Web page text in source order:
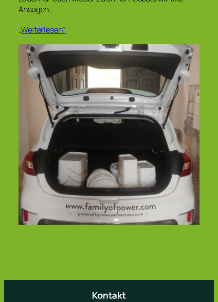
Ansagen…
„Weiterlesen“
Kontakt